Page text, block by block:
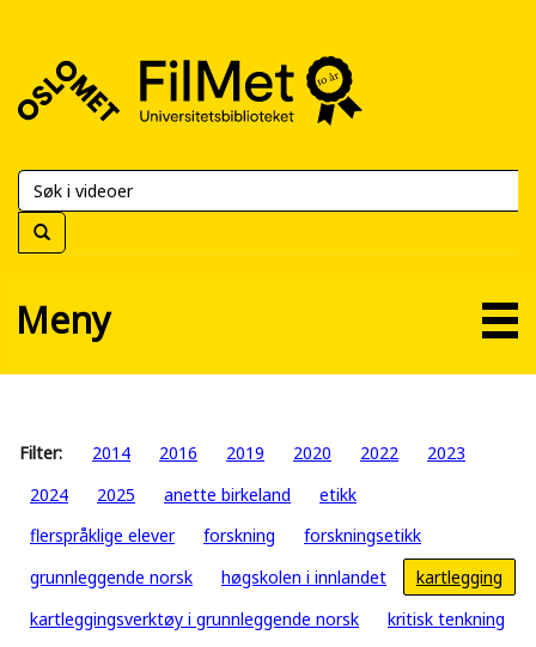
FilMet
Universitetsbiblioteket
Meny
Filter: 2014 2016 2019 2020 2022
2023
2024
2025 anette birkeland
etikk
flerspråklige elever
forskning
forskningsetikk
grunnleggende norsk
høgskolen i innlandet
kartlegging
kartleggingsverktøy i grunnleggende norsk
kritisk tenkning